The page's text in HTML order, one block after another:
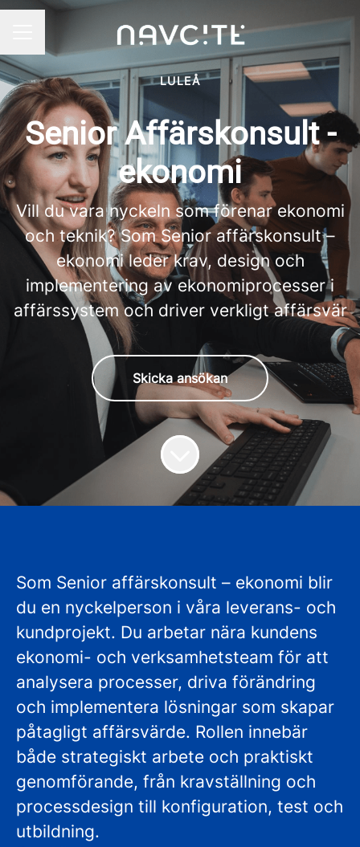
LULEÅ
Senior Affärskonsult -
ekonomi
Vill du vara nyckeln som förenar ekonomi
och teknik? Som Senior affärskonsult –
ekonomi leder krav, design och
implementering av ekonomiprocesser i
affärssystem och driver verkligt affärsvär
Skicka ansökan
Som Senior affärskonsult – ekonomi blir
du en nyckelperson i våra leverans- och
kundprojekt. Du arbetar nära kundens
ekonomi- och verksamhetsteam för att
analysera processer, driva förändring
och implementera lösningar som skapar
påtagligt affärsvärde. Rollen innebär
både strategiskt arbete och praktiskt
genomförande, från kravställning och
processdesign till konfiguration, test och
utbildning.